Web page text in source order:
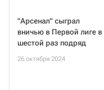
"Арсенал" сыграл
вничью в Первой лиге в
шестой раз подряд
26 октября 2024